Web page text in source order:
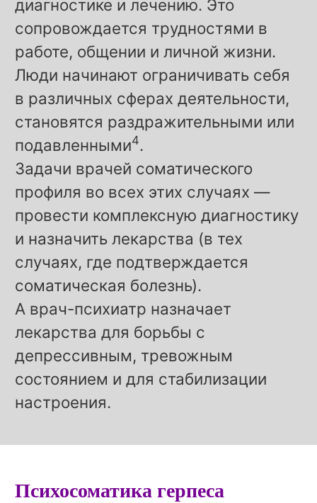
диагностике и лечению. Это
сопровождается трудностями в
работе, общении и личной жизни.
Люди начинают ограничивать себя
в различных сферах деятельности,
становятся раздражительными или
подавленными4.
Задачи врачей соматического
профиля во всех этих случаях —
провести комплексную диагностику
и назначить лекарства (в тех
случаях, где подтверждается
соматическая болезнь).
А врач-психиатр назначает
лекарства для борьбы с
депрессивным, тревожным
состоянием и для стабилизации
настроения.
Психосоматика герпеса